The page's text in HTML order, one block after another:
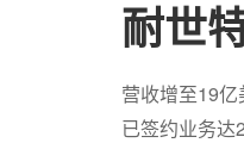
耐世
营收增至19
已签约业务达